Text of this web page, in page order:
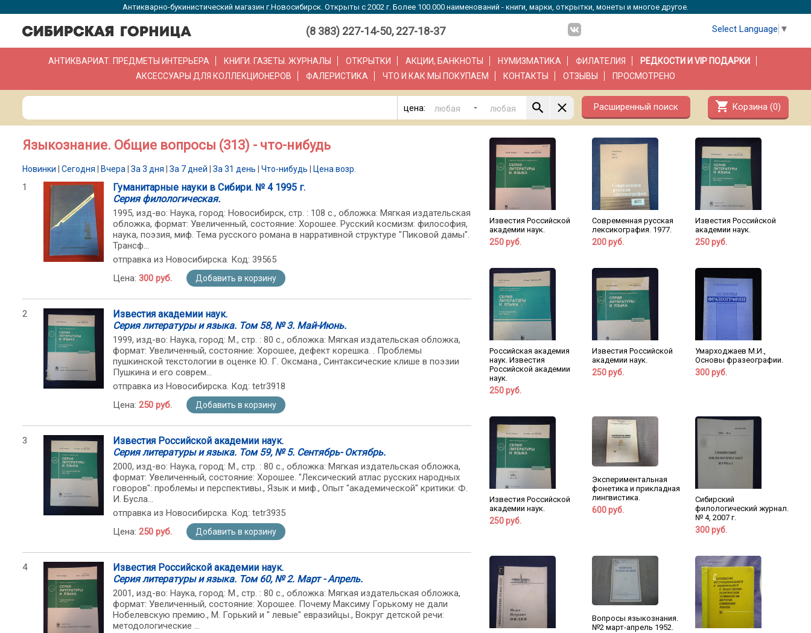
Антикварно-букинистический магазин г.Новосибирск. Открыты с 2002 г. Более 100.000 наименований - книги, марки, открытки, монеты и многое другое.
(8 383) 227-14-50, 227-18-37 Select Language ▼
АНТИКВАРИАТ. ПРЕДМЕТЫ ИНТЕРЬЕРА КНИГИ. ГАЗЕТЫ. ЖУРНАЛЫ ОТКРЫТКИ АКЦИИ, БАНКНОТЫ НУМИЗМАТИКА ФИЛАТЕЛИЯ
РЕДКОСТИ И VIP ПОДАРКИ
АКСЕССУАРЫ ДЛЯ КОЛЛЕКЦИОНЕРОВ
ФАЛЕРИСТИКА ЧТО И КАК МЫ ПОКУПАЕМ КОНТАКТЫ ОТЗЫВЫ ПРОСМОТРЕНО
цена: - Расширенный поиск shopping_cart Корзина (0)
Языкознание. Общие вопросы (313) - что-нибудь
Новинки Сегодня Вчера За 3 дня За 7 дней За 31 день Что-нибудь Цена возр.
1
Гуманитарные науки в Сибири. № 4 1995 г.
Серия филологическая.
1995, изд-во: Наука, город: Новосибирск, стр. : 108 с., обложка: Мягкая издательская
обложка, формат: Увеличенный, состояние: Хорошее. Русский космизм: философия,
наука, поэзия, миф. Тема русского романа в нарративной структуре "Пиковой дамы".
Трансф...
отправка из Новосибирска. Код: 39565
Цена: 300 руб. Добавить в корзину
2
Известия академии наук.
Серия литературы и языка. Том 58, № 3. Май-Июнь.
1999, изд-во: Наука, город: М., стр. : 80 с., обложка: Мягкая издательская обложка,
формат: Увеличенный, состояние: Хорошее, дефект корешка. . Проблемы
пушкинской текстологии в оценке Ю. Г. Оксмана., Синтаксические клише в поэзии
Пушкина и его соврем...
отправка из Новосибирска. Код: tetr3918
Цена: 250 руб. Добавить в корзину
3
Известия Российской академии наук.
Серия литературы и языка. Том 59, № 5. Сентябрь- Октябрь.
2000, изд-во: Наука, город: М., стр. : 80 с., обложка: Мягкая издательская обложка,
формат: Увеличенный, состояние: Хорошее. "Лексический атлас русских народных
говоров": проблемы и перспективы., Язык и миф., Опыт "академической" критики: Ф.
И. Бусла...
отправка из Новосибирска. Код: tetr3935
Цена: 250 руб. Добавить в корзину
4
Известия Российской академии наук.
Серия литературы и языка. Том 60, № 2. Март - Апрель.
2001, изд-во: Наука, город: М., стр. : 80 с., обложка: Мягкая издательская обложка,
формат: Увеличенный, состояние: Хорошее. Почему Максиму Горькому не дали
Нобелевскую премию., М. Горький и " левые" евразийцы., Вокруг детской речи:
методологические ...
Известия Российской
академии наук.
250 руб.
Современная русская
лексикография. 1977.
200 руб.
Известия Российской
академии наук.
250 руб.
Российская академия
наук. Известия
Российской академии
наук.
250 руб.
Известия Российской
академии наук.
250 руб.
Умарходжаев М.И.,
Основы фразеографии.
300 руб.
Известия Российской
академии наук.
250 руб.
Экспериментальная
фонетика и прикладная
лингвистика.
600 руб.
Сибирский
филологический журнал.
№ 4, 2007 г.
300 руб.
Вопросы языкознания.
№2 март-апрель 1952.